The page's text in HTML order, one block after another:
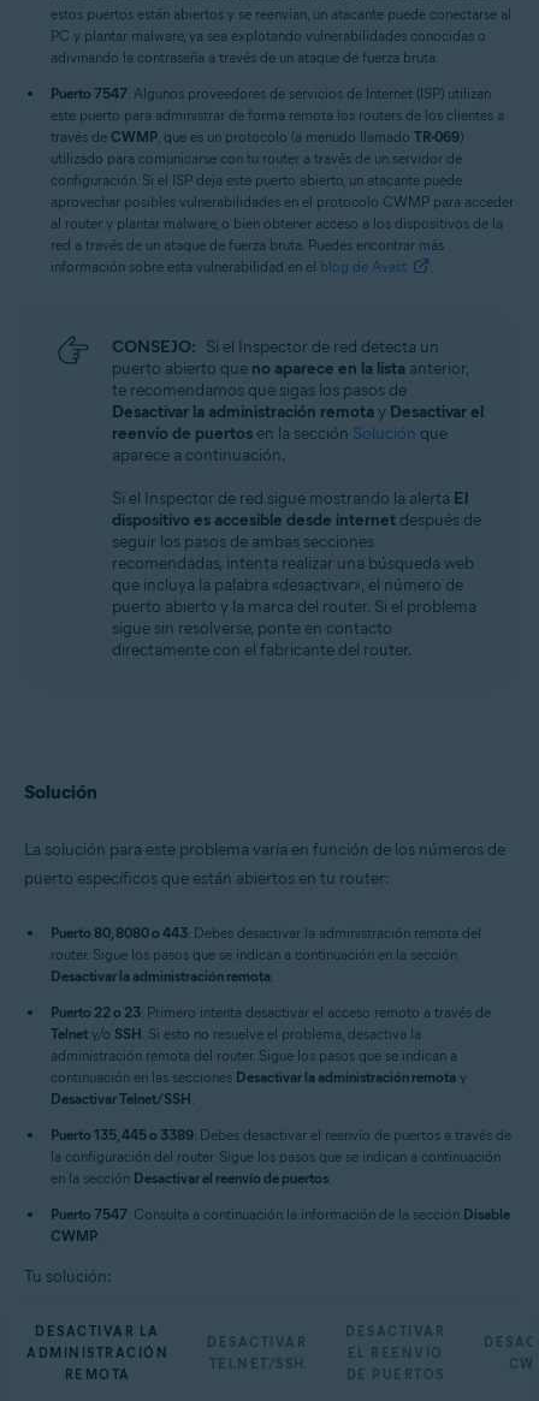
estos puertos están abiertos y se reenvían, un atacante puede conectarse al
PC y plantar malware, ya sea explotando vulnerabilidades conocidas o
adivinando la contraseña a través de un ataque de fuerza bruta.
Puerto 7547: Algunos proveedores de servicios de Internet (ISP) utilizan
este puerto para administrar de forma remota los routers de los clientes a
través de CWMP, que es un protocolo (a menudo llamado TR-069)
utilizado para comunicarse con tu router a través de un servidor de
configuración. Si el ISP deja este puerto abierto, un atacante puede
aprovechar posibles vulnerabilidades en el protocolo CWMP para acceder
al router y plantar malware, o bien obtener acceso a los dispositivos de la
red a través de un ataque de fuerza bruta. Puedes encontrar más
información sobre esta vulnerabilidad en el blog de Avast .
CONSEJO: Si el Inspector de red detecta un
puerto abierto que no aparece en la lista anterior,
te recomendamos que sigas los pasos de
Desactivar la administración remotay Desactivar el
reenvío de puertos en la sección Solución que
aparece a continuación.
Si el Inspector de red sigue mostrando la alerta El
dispositivo es accesible desde internet después de
seguir los pasos de ambas secciones
recomendadas, intenta realizar una búsqueda web
que incluya la palabra «desactivar», el número de
puerto abierto y la marca del router. Si el problema
sigue sin resolverse, ponte en contacto
directamente con el fabricante del router.
Solución
La solución para este problema varía en función de los números de
puerto específicos que están abiertos en tu router:
Puerto 80, 8080 o 443: Debes desactivar la administración remota del
router. Sigue los pasos que se indican a continuación en la sección
Desactivar la administración remota.
Puerto 22 o 23: Primero intenta desactivar el acceso remoto a través de
Telnet y/o SSH. Si esto no resuelve el problema, desactiva la
administración remota del router. Sigue los pasos que se indican a
continuación en las secciones Desactivar la administración remota y
Desactivar Telnet/SSH.
Puerto 135, 445 o 3389: Debes desactivar el reenvío de puertos a través de
la configuración del router. Sigue los pasos que se indican a continuación
en la sección Desactivar el reenvío de puertos.
Puerto 7547: Consulta a continuación la información de la sección Disable
CWMP.
Tu solución:
DESACTIVAR LA
ADMINISTRACIÓN
REMOTA
DESACTIVAR
TELNET/SSH
DESACTIVAR
EL REENVÍO
DE PUERTOS